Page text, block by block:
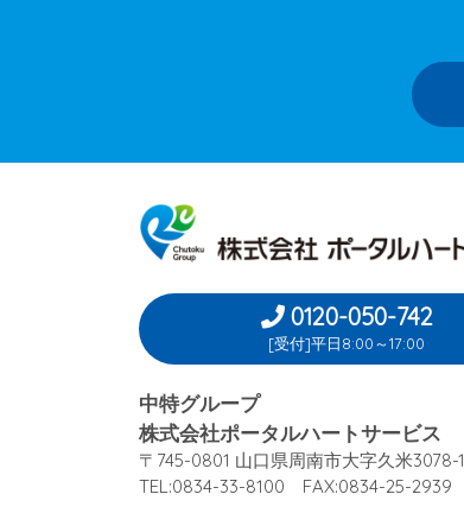
0120-050-742
[受付]平日8:00～17:00
中特グループ
株式会社ポータルハートサービス
〒745-0801 山口県周南市大字久米3078-1
TEL:0834-33-8100 FAX:0834-25-2939